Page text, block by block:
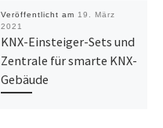
Veröffentlicht am 19. März
2021
KNX-Einsteiger-Sets und
Zentrale für smarte KNX-
Gebäude